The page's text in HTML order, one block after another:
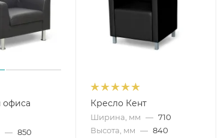
офиса
— 850
Кресло Кент
Ширина, мм — 710
Высота, мм — 840